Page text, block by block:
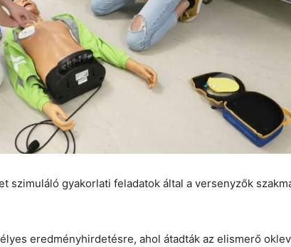
szimuláló gyakorlati feladatok által a versenyzők
eredményhirdetésre, ahol átadták az elismerő